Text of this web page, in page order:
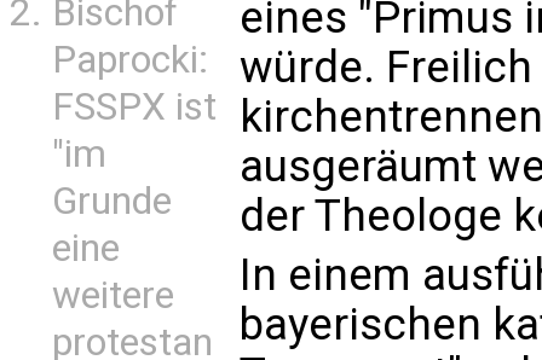
Bischof
Paprocki:
FSSPX ist
"im
Grunde
eine
weitere
protestan
eines "Primus
würde.
ausgeräumt
der Theologe
In einem
bayerischen